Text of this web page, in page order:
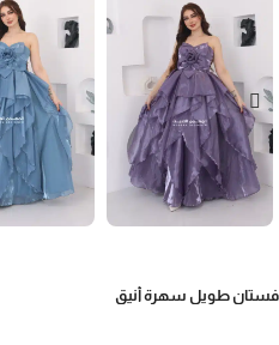
طويل سهرة أنيق